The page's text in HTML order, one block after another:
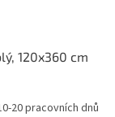
120x360 cm
20 pracovních dnů